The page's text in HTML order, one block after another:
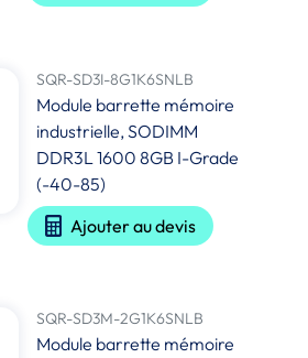
SQR-SD3I-8G1K6SNLB
Module barrette mémoire
industrielle, SODIMM
DDR3L 1600 8GB I-Grade
(-40-85)
Ajouter au devis
SQR-SD3M-2G1K6SNLB
Module barrette mémoire